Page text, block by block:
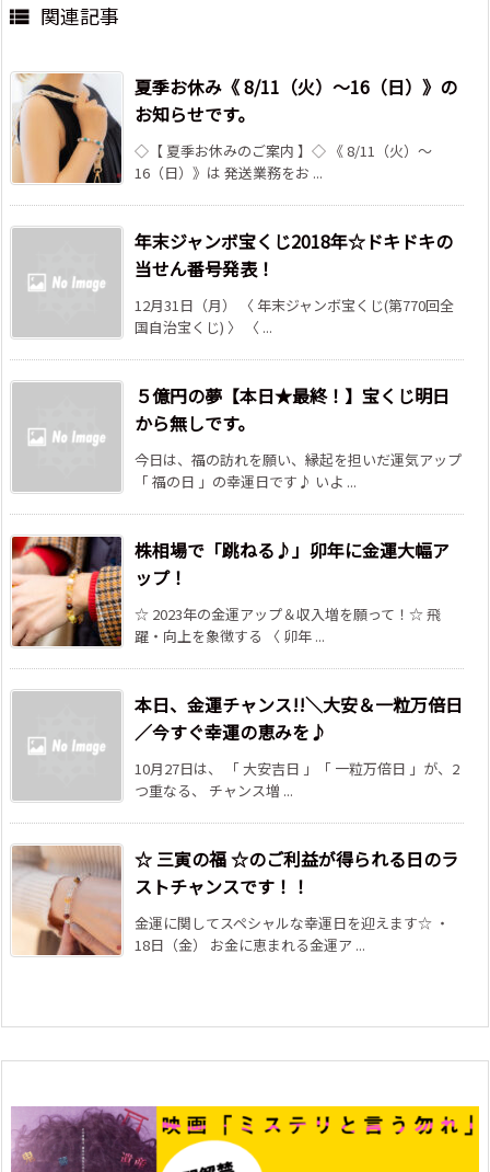
 関連記事
夏季お休み《 8/11（火）～16（日）》の
お知らせです。
◇【 夏季お休みのご案内 】◇ 《 8/11（火）～
16（日）》は 発送業務をお ...
年末ジャンボ宝くじ2018年☆ドキドキの
当せん番号発表！
12月31日（月） 〈 年末ジャンボ宝くじ(第770回全
国自治宝くじ) 〉 〈 ...
５億円の夢【本日★最終！】宝くじ明日
から無しです。
今日は、福の訪れを願い、縁起を担いだ運気アップ
「 福の日 」の幸運日です♪ いよ ...
株相場で「跳ねる♪」卯年に金運大幅ア
ップ！
☆ 2023年の金運アップ＆収入増を願って！☆ 飛
躍・向上を象徴する 〈 卯年 ...
本日、金運チャンス!!＼大安＆一粒万倍日
／今すぐ幸運の恵みを♪
10月27日は、 「 大安吉日 」「 一粒万倍日 」が、2
つ重なる、 チャンス増 ...
☆ 三寅の福 ☆のご利益が得られる日のラ
ストチャンスです！！
金運に関してスペシャルな幸運日を迎えます☆ ・
18日（金） お金に恵まれる金運ア ...